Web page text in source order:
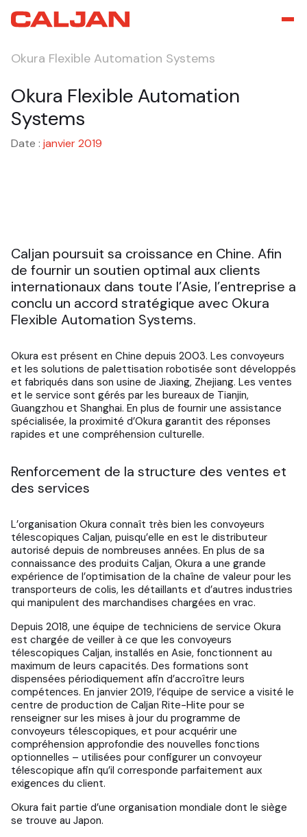
Okura Flexible Automation Systems
Okura Flexible Automation
Systems
Date : janvier 2019
Caljan poursuit sa croissance en Chine. Afin
de fournir un soutien optimal aux clients
internationaux dans toute l’Asie, l’entreprise a
conclu un accord stratégique avec Okura
Flexible Automation Systems.
Okura est présent en Chine depuis 2003. Les convoyeurs
et les solutions de palettisation robotisée sont développés
et fabriqués dans son usine de Jiaxing, Zhejiang. Les ventes
et le service sont gérés par les bureaux de Tianjin,
Guangzhou et Shanghai. En plus de fournir une assistance
spécialisée, la proximité d’Okura garantit des réponses
rapides et une compréhension culturelle.
Renforcement de la structure des ventes et
des services
L’organisation Okura connaît très bien les convoyeurs
télescopiques Caljan, puisqu’elle en est le distributeur
autorisé depuis de nombreuses années. En plus de sa
connaissance des produits Caljan, Okura a une grande
expérience de l’optimisation de la chaîne de valeur pour les
transporteurs de colis, les détaillants et d’autres industries
qui manipulent des marchandises chargées en vrac.
Depuis 2018, une équipe de techniciens de service Okura
est chargée de veiller à ce que les convoyeurs
télescopiques Caljan, installés en Asie, fonctionnent au
maximum de leurs capacités. Des formations sont
dispensées périodiquement afin d’accroître leurs
compétences. En janvier 2019, l’équipe de service a visité le
centre de production de Caljan Rite-Hite pour se
renseigner sur les mises à jour du programme de
convoyeurs télescopiques, et pour acquérir une
compréhension approfondie des nouvelles fonctions
optionnelles – utilisées pour configurer un convoyeur
télescopique afin qu’il corresponde parfaitement aux
exigences du client.
Okura fait partie d’une organisation mondiale dont le siège
se trouve au Japon.